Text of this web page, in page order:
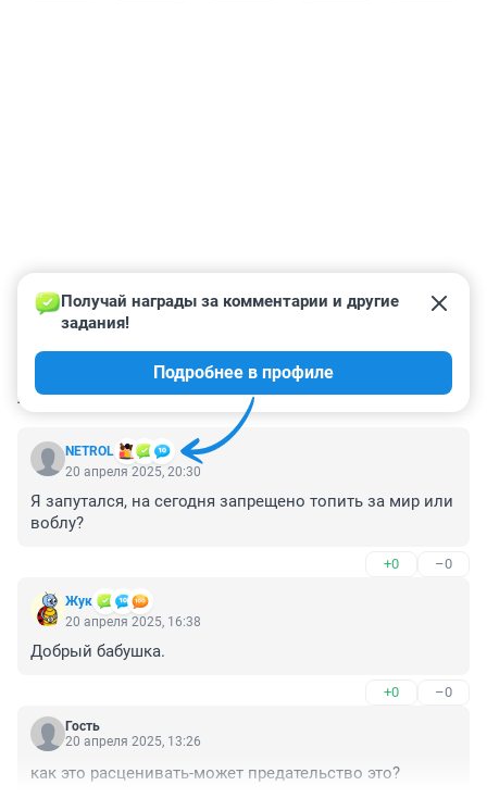
КОММЕНТАРИИ 180
NETROL
Получай награды за комментарии и другие
задания!
Подробнее в профиле
20 апреля 2025, 20:30
Я запутался, на сегодня запрещено топить за мир или
воблу?
+0 –0
Жук
20 апреля 2025, 16:38
Добрый бабушка.
+0 –0
Гость
20 апреля 2025, 13:26
как это расценивать-может предательство это?